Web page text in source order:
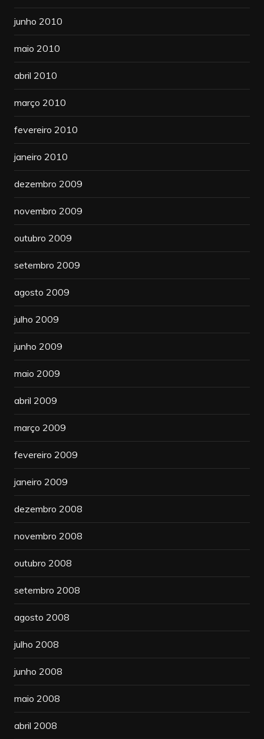
junho 2010
maio 2010
abril 2010
março 2010
fevereiro 2010
janeiro 2010
dezembro 2009
novembro 2009
outubro 2009
setembro 2009
agosto 2009
julho 2009
junho 2009
maio 2009
abril 2009
março 2009
fevereiro 2009
janeiro 2009
dezembro 2008
novembro 2008
outubro 2008
setembro 2008
agosto 2008
julho 2008
junho 2008
maio 2008
abril 2008